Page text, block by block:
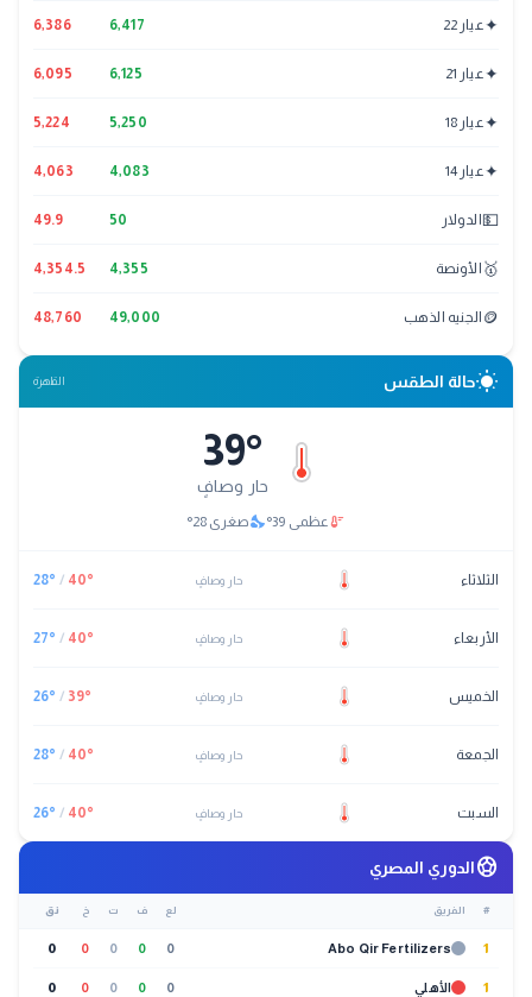
✦عيار 22 6,417
6,386
✦عيار 21 6,125
6,095
✦عيار 18 5,250
5,224
✦عيار 14 4,083
4,063
💵 الدولار 50
49.9
🥇 الأونصة 4,355
4,354.5
🪙 الجنيه الذهب 49,000
48,760
wb_sunnyحالة الطقس القاهرة
39°
حار وصافٍ
thermostatعظمى 39
°
nights_stayصغرى 28
°
الثلاثاء حار وصافٍ 40°
/
28°
الأربعاء حار وصافٍ 40°
/
27°
الخميس حار وصافٍ 39°
/
26°
الجمعة حار وصافٍ 40°
/
28°
السبت حار وصافٍ 40°
/
26°
sports_soccerالدوري المصري
# الفريق لع ف ت خ نق
1
Abo Qir Fertilizers
0
0
0
0
0
1 الأهلي 0
0
0
0
0